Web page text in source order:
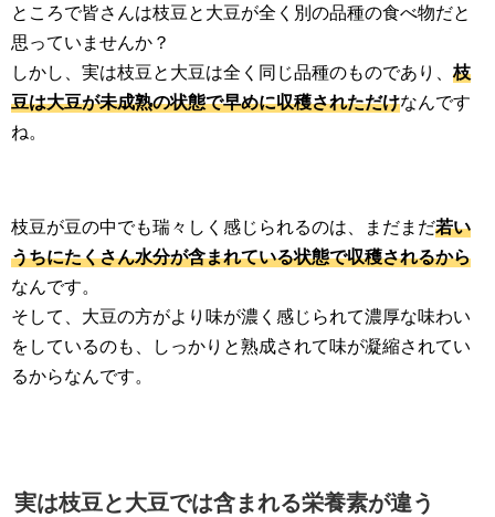
ところで皆さんは枝豆と大豆が全く別の品種の食べ物だと
思っていませんか？
しかし、実は枝豆と大豆は全く同じ品種のものであり、 枝
豆は大豆が未成熟の状態で早めに収穫されただけなんです
ね。
枝豆が豆の中でも瑞々しく感じられるのは、まだまだ若い
うちにたくさん水分が含まれている状態で収穫されるから
なんです。
そして、大豆の方がより味が濃く感じられて濃厚な味わい
をしているのも、しっかりと熟成されて味が凝縮されてい
るからなんです。
実は枝豆と大豆では含まれる栄養素が違う